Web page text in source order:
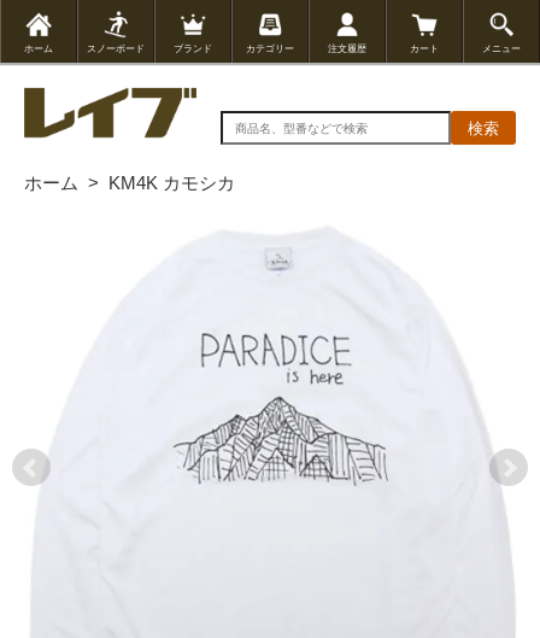
ホーム スノーボード ブランド カテゴリー 注文履歴 カート メニュー
検索
ホーム > KM4K カモシカ